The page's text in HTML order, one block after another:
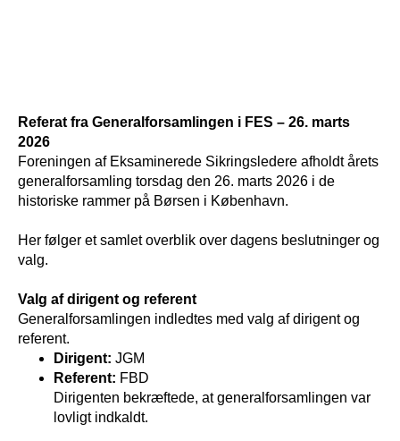
Referat fra Generalforsamlingen i FES – 26. marts
2026
Foreningen af Eksaminerede Sikringsledere afholdt årets
generalforsamling torsdag den 26. marts 2026 i de
historiske rammer på Børsen i København.
Her følger et samlet overblik over dagens beslutninger og
valg.
Valg af dirigent og referent
Generalforsamlingen indledtes med valg af dirigent og
referent.
Dirigent: JGM
Referent: FBD
Dirigenten bekræftede, at generalforsamlingen var
lovligt indkaldt.